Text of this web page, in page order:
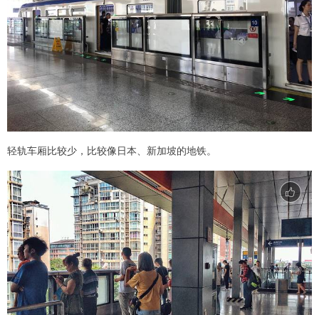
轻轨车厢比较少，比较像日本、新加坡的地铁。